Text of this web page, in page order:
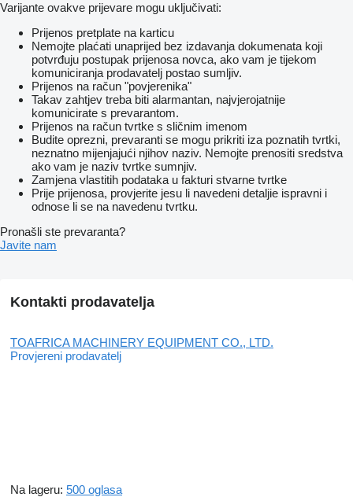
Varijante ovakve prijevare mogu uključivati:
Prijenos pretplate na karticu
Nemojte plaćati unaprijed bez izdavanja dokumenata koji
potvrđuju postupak prijenosa novca, ako vam je tijekom
komuniciranja prodavatelj postao sumljiv.
Prijenos na račun "povjerenika"
Takav zahtjev treba biti alarmantan, najvjerojatnije
komunicirate s prevarantom.
Prijenos na račun tvrtke s sličnim imenom
Budite oprezni, prevaranti se mogu prikriti iza poznatih tvrtki,
neznatno mijenjajući njihov naziv. Nemojte prenositi sredstva
ako vam je naziv tvrtke sumnjiv.
Zamjena vlastitih podataka u fakturi stvarne tvrtke
Prije prijenosa, provjerite jesu li navedeni detaljie ispravni i
odnose li se na navedenu tvrtku.
Pronašli ste prevaranta?
Javite nam
Kontakti prodavatelja
TOAFRICA MACHINERY EQUIPMENT CO., LTD.
Provjereni prodavatelj
Na lageru: 500 oglasa